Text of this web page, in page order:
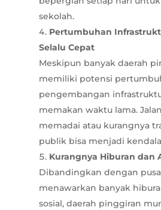
sekolah.
Pertumbuhan
Selalu Cepat
Meskipun banyak daerah
memiliki potensi
pengembangan
memakan waktu lama.
memadai atau kurangnya
publik bisa menjadi
Kurangnya Hiburan dan
Dibandingkan dengan
menawarkan banyak
sosial, daerah pinggiran